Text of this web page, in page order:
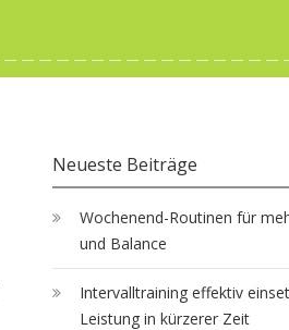
Neueste Beiträge
Wochenend-Routinen für
und Balance
Intervalltraining effektiv
Leistung in kürzerer Zeit